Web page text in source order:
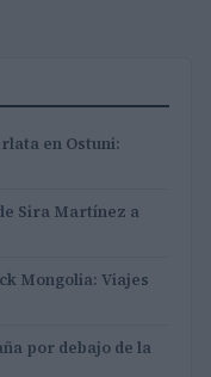
en Ostuni:
Sira Martínez a
Mongolia: Viajes
por debajo de la